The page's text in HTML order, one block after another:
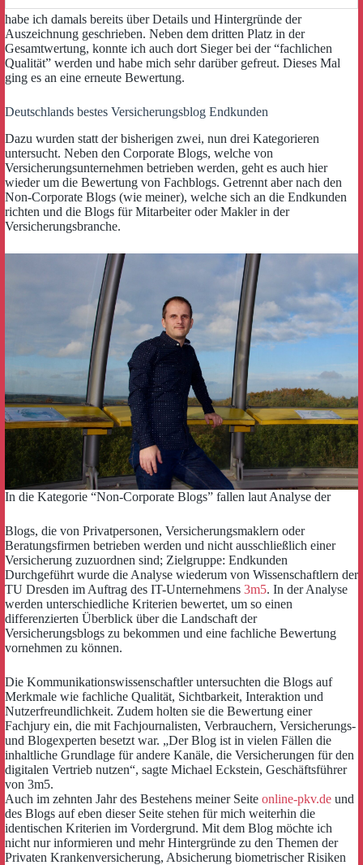
habe ich damals bereits über Details und Hintergründe der
Auszeichnung geschrieben. Neben dem dritten Platz in der
Gesamtwertung, konnte ich auch dort Sieger bei der “fachlichen
Qualität” werden und habe mich sehr darüber gefreut. Dieses Mal
ging es an eine erneute Bewertung.
Deutschlands bestes Versicherungsblog Endkunden
Dazu wurden statt der bisherigen zwei, nun drei Kategorieren
untersucht. Neben den Corporate Blogs, welche von
Versicherungsunternehmen betrieben werden, geht es auch hier
wieder um die Bewertung von Fachblogs. Getrennt aber nach den
Non-Corporate Blogs (wie meiner), welche sich an die Endkunden
richten und die Blogs für Mitarbeiter oder Makler in der
Versicherungsbranche.
In die Kategorie “Non-Corporate Blogs” fallen laut Analyse der
Blogs, die von Privatpersonen, Versicherungsmaklern oder
Beratungsfirmen betrieben werden und nicht ausschließlich einer
Versicherung zuzuordnen sind; Zielgruppe: Endkunden
Durchgeführt wurde die Analyse wiederum von Wissenschaftlern der
TU Dresden im Auftrag des IT-Unternehmens 3m5. In der Analyse
werden unterschiedliche Kriterien bewertet, um so einen
differenzierten Überblick über die Landschaft der
Versicherungsblogs zu bekommen und eine fachliche Bewertung
vornehmen zu können.
Die Kommunikationswissenschaftler untersuchten die Blogs auf
Merkmale wie fachliche Qualität, Sichtbarkeit, Interaktion und
Nutzerfreundlichkeit. Zudem holten sie die Bewertung einer
Fachjury ein, die mit Fachjournalisten, Verbrauchern, Versicherungs-
und Blogexperten besetzt war. „Der Blog ist in vielen Fällen die
inhaltliche Grundlage für andere Kanäle, die Versicherungen für den
digitalen Vertrieb nutzen“, sagte Michael Eckstein, Geschäftsführer
von 3m5.
Auch im zehnten Jahr des Bestehens meiner Seite online-pkv.de und
des Blogs auf eben dieser Seite stehen für mich weiterhin die
identischen Kriterien im Vordergrund. Mit dem Blog möchte ich
nicht nur informieren und mehr Hintergründe zu den Themen der
Privaten Krankenversicherung, Absicherung biometrischer Risiken